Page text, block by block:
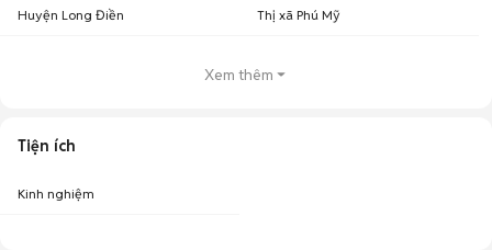
Huyện Long Điền Thị xã Phú Mỹ
Xem thêm
Tiện ích
Kinh nghiệm